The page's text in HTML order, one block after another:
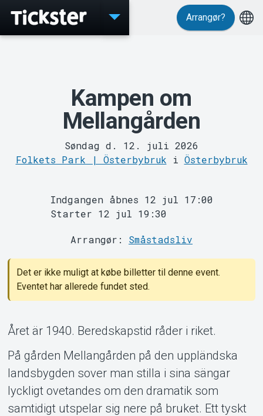
Arrangør?
Kampen om
Mellangården
Søndag d. 12. juli 2026
Folkets Park | Österbybruk i Österbybruk
Indgangen åbnes 12 jul 17:00
Starter 12 jul 19:30
Arrangør: Småstadsliv
Det er ikke muligt at købe billetter til denne event.
Eventet har allerede fundet sted.
Året är 1940. Beredskapstid råder i riket.
På gården Mellangården på den uppländska
landsbygden sover man stilla i sina sängar
lyckligt ovetandes om den dramatik som
samtidigt utspelar sig nere på bruket. Ett tyskt